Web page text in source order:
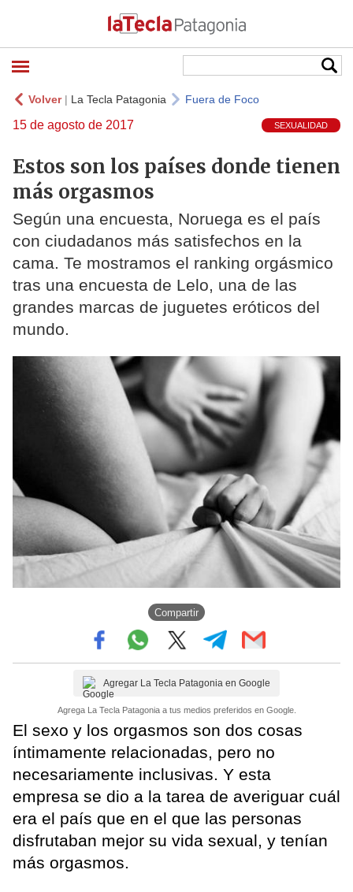
Volver| La Tecla Patagonia Fuera de Foco
15 de agosto de 2017 SEXUALIDAD
Estos son los países donde tienen
más orgasmos
Según una encuesta, Noruega es el país
con ciudadanos más satisfechos en la
cama. Te mostramos el ranking orgásmico
tras una encuesta de Lelo, una de las
grandes marcas de juguetes eróticos del
mundo.
Compartir
Agregar La Tecla Patagonia en Google
Agrega La Tecla Patagonia a tus medios preferidos en Google.
El sexo y los orgasmos son dos cosas
íntimamente relacionadas, pero no
necesariamente inclusivas. Y esta
empresa se dio a la tarea de averiguar cuál
era el país que en el que las personas
disfrutaban mejor su vida sexual, y tenían
más orgasmos.